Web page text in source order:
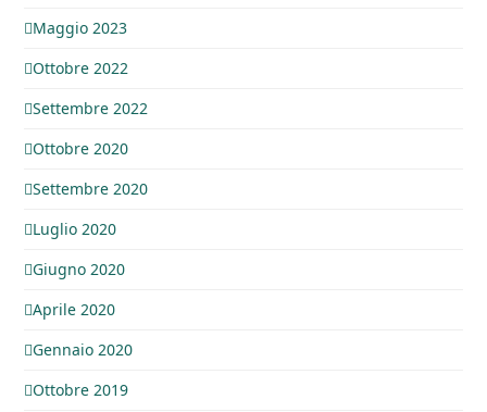
Maggio 2023
Ottobre 2022
Settembre 2022
Ottobre 2020
Settembre 2020
Luglio 2020
Giugno 2020
Aprile 2020
Gennaio 2020
Ottobre 2019